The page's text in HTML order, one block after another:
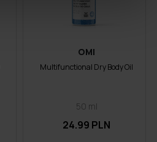
OMI
Multifunctional Dry Body Oil
50 ml
24.99 PLN